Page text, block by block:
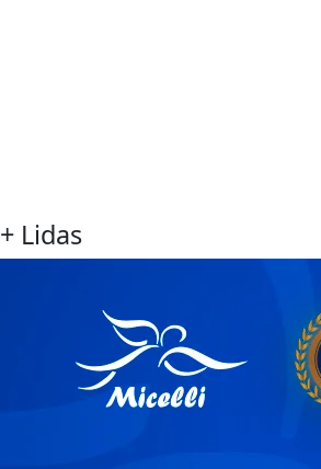
+ Lidas